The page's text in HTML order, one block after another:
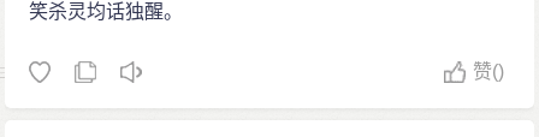
臣道：“朕继承皇帝大位，刑罚教化不明，致使晋州多次
地震。确实是由于赏罚不公正，政理荒谬所致。你们应
笑杀灵均话独醒。
赞()